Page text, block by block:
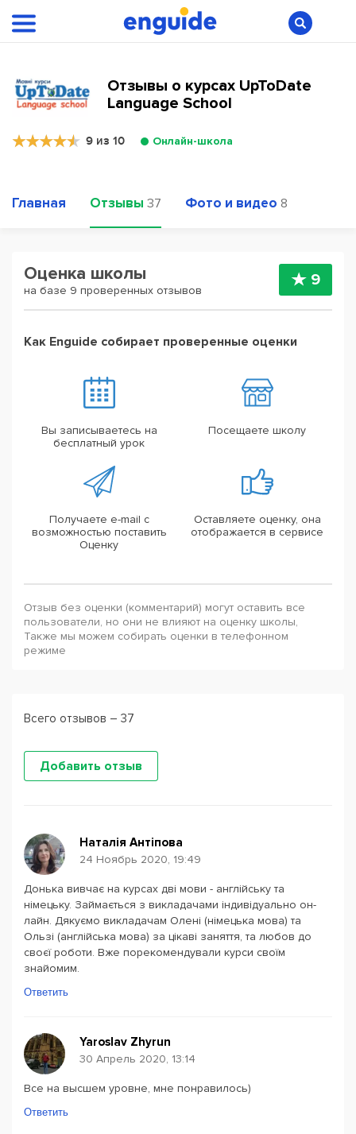
Отзывы о курсах UpToDate
Language School
9 из 10 Онлайн-школа
Главная Отзывы 37 Фото и видео 8
Оценка школы
на базе 9 проверенных отзывов
9
Как Enguide собирает проверенные оценки
Вы записываетесь на
бесплатный урок
Посещаете школу
Получаете e-mail с
возможностью поставить
Оценку
Оставляете оценку, она
отображается в сервисе
Отзыв без оценки (комментарий) могут оставить все
пользователи, но они не влияют на оценку школы,
Также мы можем собирать оценки в телефонном
режиме
Всего отзывов – 37
Добавить отзыв
Наталія Антіпова
24 Ноябрь 2020, 19:49
Донька вивчає на курсах дві мови - англійську та
німецьку. Займається з викладачами індивідуально он-
лайн. Дякуємо викладачам Олені (німецька мова) та
Ользі (англійська мова) за цікаві заняття, та любов до
своєї роботи. Вже порекомендували курси своїм
знайомим.
Ответить
Yaroslav Zhyrun
30 Апрель 2020, 13:14
Все на высшем уровне, мне понравилось)
Ответить